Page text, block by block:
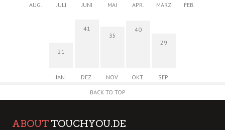
AUG. JULI JUNI MAI APR. MÄRZ FEB.
21
JAN.
41
DEZ.
35
NOV.
40
OKT.
29
SEP.
BACK TO TOP
ABOUT TOUCHYOU.DE